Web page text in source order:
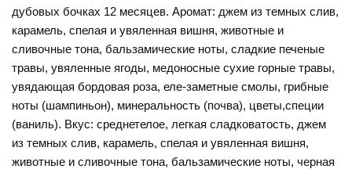
дубовых бочках 12 месяцев. Аромат: джем из темных слив,
карамель, спелая и увяленная вишня, животные и
сливочные тона, бальзамические ноты, сладкие печеные
травы, увяленные ягоды, медоносные сухие горные травы,
увядающая бордовая роза, еле-заметные смолы, грибные
ноты (шампиньон), минеральность (почва), цветы,специи
(ваниль). Вкус: среднетелое, легкая сладковатость, джем
из темных слив, карамель, спелая и увяленная вишня,
животные и сливочные тона, бальзамические ноты, черная